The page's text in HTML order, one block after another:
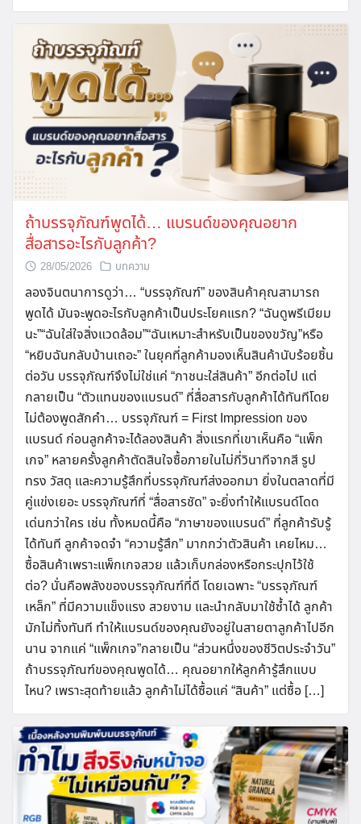
ถ้าบรรจุภัณฑ์พูดได้… แบรนด์ของคุณอยาก
สื่อสารอะไรกับลูกค้า?
28/05/2026 บทความ
ลองจินตนาการดูว่า… “บรรจุภัณฑ์” ของสินค้าคุณสามารถ
พูดได้ มันจะพูดอะไรกับลูกค้าเป็นประโยคแรก? “ฉันดูพรีเมียม
นะ”“ฉันใส่ใจสิ่งแวดล้อม”“ฉันเหมาะสำหรับเป็นของขวัญ”หรือ
“หยิบฉันกลับบ้านเถอะ” ในยุคที่ลูกค้ามองเห็นสินค้านับร้อยชิ้น
ต่อวัน บรรจุภัณฑ์จึงไม่ใช่แค่ “ภาชนะใส่สินค้า” อีกต่อไป แต่
กลายเป็น “ตัวแทนของแบรนด์” ที่สื่อสารกับลูกค้าได้ทันทีโดย
ไม่ต้องพูดสักคำ… บรรจุภัณฑ์ = First Impression ของ
แบรนด์ ก่อนลูกค้าจะได้ลองสินค้า สิ่งแรกที่เขาเห็นคือ “แพ็ก
เกจ” หลายครั้งลูกค้าตัดสินใจซื้อภายในไม่กี่วินาทีจากสี รูป
ทรง วัสดุ และความรู้สึกที่บรรจุภัณฑ์ส่งออกมา ยิ่งในตลาดที่มี
คู่แข่งเยอะ บรรจุภัณฑ์ที่ “สื่อสารชัด” จะยิ่งทำให้แบรนด์โดด
เด่นกว่าใคร เช่น ทั้งหมดนี้คือ “ภาษาของแบรนด์” ที่ลูกค้ารับรู้
ได้ทันที ลูกค้าจดจำ “ความรู้สึก” มากกว่าตัวสินค้า เคยไหม…
ซื้อสินค้าเพราะแพ็กเกจสวย แล้วเก็บกล่องหรือกระปุกไว้ใช้
ต่อ? นั่นคือพลังของบรรจุภัณฑ์ที่ดี โดยเฉพาะ “บรรจุภัณฑ์
เหล็ก” ที่มีความแข็งแรง สวยงาม และนำกลับมาใช้ซ้ำได้ ลูกค้า
มักไม่ทิ้งทันที ทำให้แบรนด์ของคุณยังอยู่ในสายตาลูกค้าไปอีก
นาน จากแค่ “แพ็กเกจ”กลายเป็น “ส่วนหนึ่งของชีวิตประจำวัน”
ถ้าบรรจุภัณฑ์ของคุณพูดได้… คุณอยากให้ลูกค้ารู้สึกแบบ
ไหน? เพราะสุดท้ายแล้ว ลูกค้าไม่ได้ซื้อแค่ “สินค้า” แต่ซื้อ […]